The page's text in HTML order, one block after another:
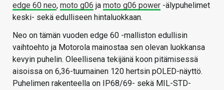
edge 60 neo, moto g06 ja moto g06 power -älypuhelimet
keski- sekä edulliseen hintaluokkaan.
Neo on tämän vuoden edge 60 -malliston edullisin
vaihtoehto ja Motorola mainostaa sen olevan luokkansa
kevyin puhelin. Oleellisena tekijänä koon pitämisessä
aisoissa on 6,36-tuumainen 120 hertsin pOLED-näyttö.
Puhelimen rakenteella on IP68/69- sekä MIL-STD-